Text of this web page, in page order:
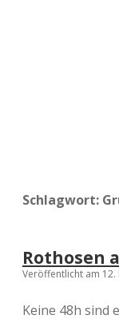
Schlagwort:
Rothosen
Veröffentlicht am
Keine 48h sind